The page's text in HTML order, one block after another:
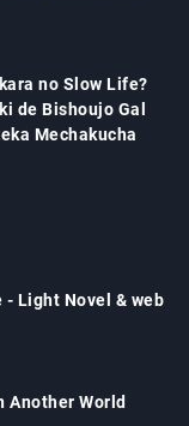
no Slow Life?
de Bishoujo Gal
Mechakucha
- Light Novel & web
Another World